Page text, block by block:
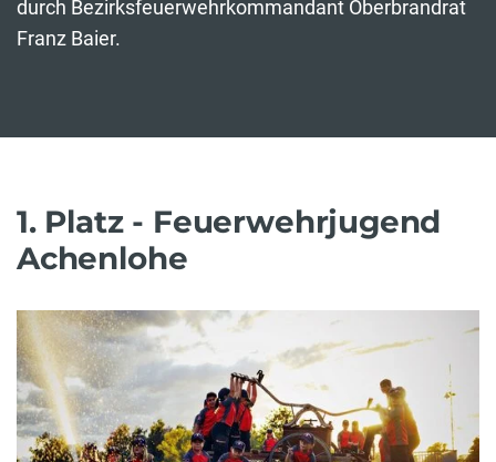
durch Bezirksfeuerwehrkommandant Oberbrandrat
Franz Baier.
1. Platz - Feuerwehrjugend
Achenlohe